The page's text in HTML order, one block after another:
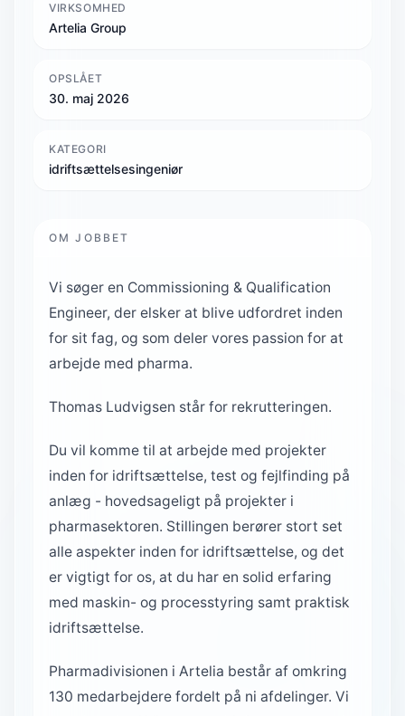
VIRKSOMHED
Artelia Group
OPSLÅET
30. maj 2026
KATEGORI
idriftsættelsesingeniør
OM JOBBET
Vi søger en Commissioning & Qualification
Engineer, der elsker at blive udfordret inden
for sit fag, og som deler vores passion for at
arbejde med pharma.
Thomas Ludvigsen står for rekrutteringen.
Du vil komme til at arbejde med projekter
inden for idriftsættelse, test og fejlfinding på
anlæg - hovedsageligt på projekter i
pharmasektoren. Stillingen berører stort set
alle aspekter inden for idriftsættelse, og det
er vigtigt for os, at du har en solid erfaring
med maskin- og processtyring samt praktisk
idriftsættelse.
Pharmadivisionen i Artelia består af omkring
130 medarbejdere fordelt på ni afdelinger. Vi